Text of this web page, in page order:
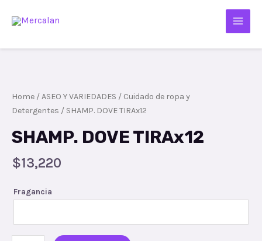
Home /ASEO Y VARIEDADES / Cuidado de ropa y
Detergentes / SHAMP. DOVE TIRAx12
SHAMP. DOVE TIRAx12
$13,220
Fragancia